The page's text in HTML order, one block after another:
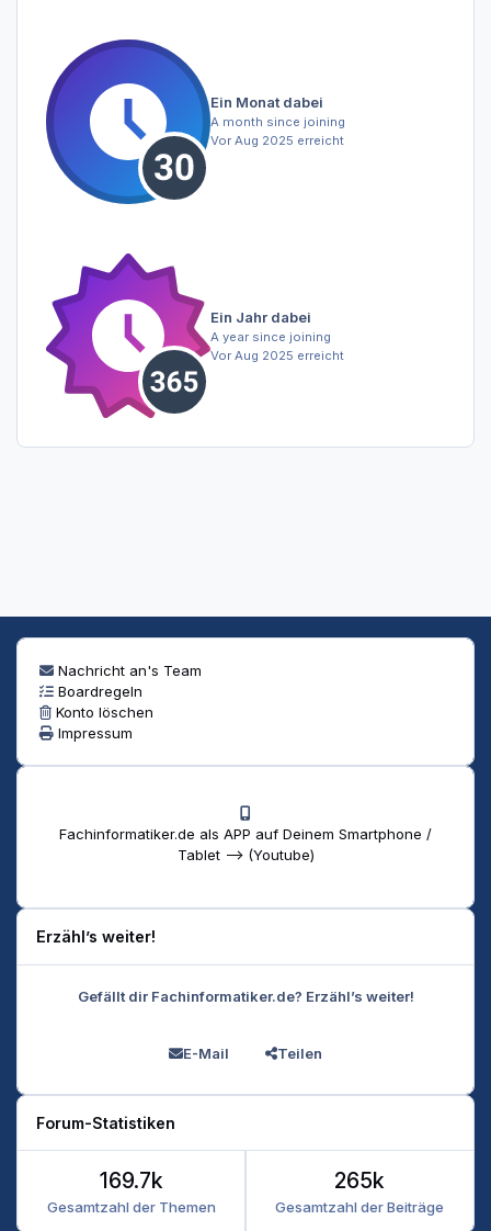
Ein Monat dabei
A month since joining
Vor Aug 2025 erreicht
Ein Jahr dabei
A year since joining
Vor Aug 2025 erreicht
Nachricht an's Team
Boardregeln
Konto löschen
Impressum
Fachinformatiker.de als APP auf Deinem Smartphone /
Tablet --> (Youtube)
Erzähl’s weiter!
Gefällt dir Fachinformatiker.de? Erzähl’s weiter!
E-Mail Teilen
Forum-Statistiken
Gesamtzahl der Themen
169.7k
Gesamtzahl der Beiträge
265k